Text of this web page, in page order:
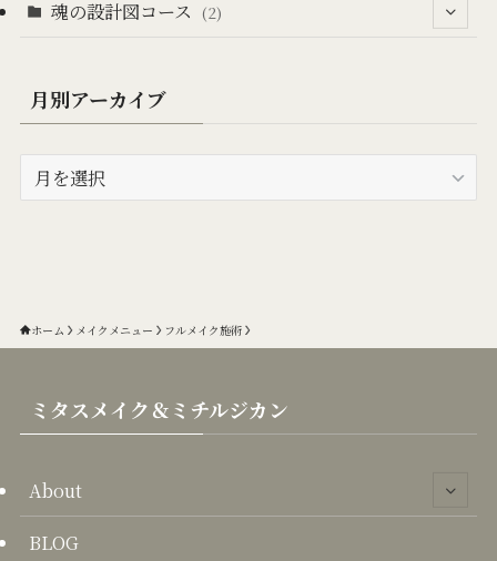
(2)
魂の設計図コース (2)
月別アーカイブ
別
ブホーム メイクメニュー フルメイク施術
ミタスメイク＆ミチルジカン
About
BLOG